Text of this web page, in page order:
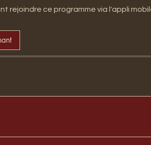
rejoindre ce programme via l'appli